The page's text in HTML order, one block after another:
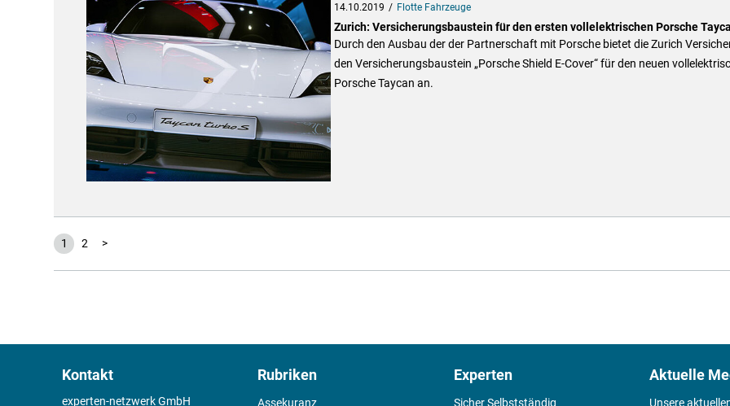
14.10.2019 Flotte Fahrzeuge
Zurich: Versicherungsbaustein für den ersten vollelektrischen Porsche
Durch den Ausbau der der Partnerschaft mit Porsche bietet die Zurich
den Versicherungsbaustein „Porsche Shield E-Cover“ für den neuen
Porsche Taycan an.
1 2 >
Kontakt
experten-netzwerk GmbH
Rubriken
Assekuranz
Experten
Sicher Selbstständig
Aktuelle
Unsere